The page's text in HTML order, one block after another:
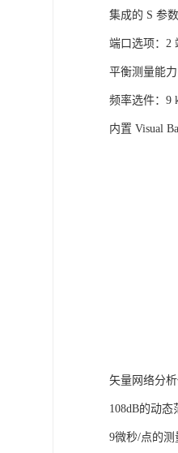
集成的 S 参
端口选项：2
平衡测量能力
频率选件：9
内置 Visual
矢量网络分
108dB的动态
9微秒/点的测